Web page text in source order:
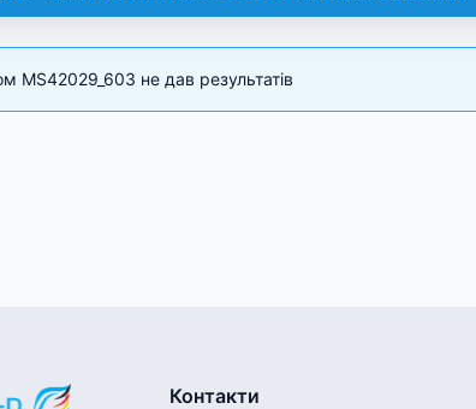
MS42029_603 не дав результатів
Контакти